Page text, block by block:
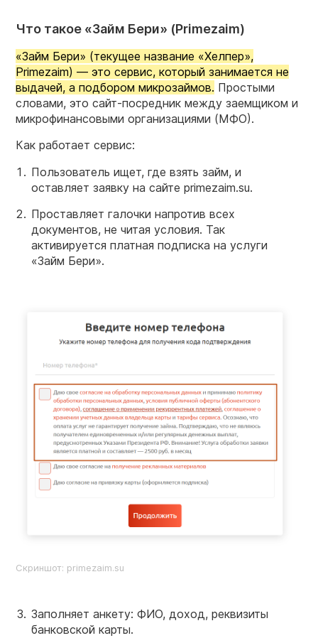
Что такое «Займ Бери» (Primezaim)
«Займ Бери» (текущее название «Хелпер»,
Primezaim) — это сервис, который занимается не
выдачей, а подбором микрозаймов. Простыми
словами, это сайт-посредник между заемщиком и
микрофинансовыми организациями (МФО).
Как работает сервис:
Пользователь ищет, где взять займ, и
оставляет заявку на сайте primezaim.su.
Проставляет галочки напротив всех
документов, не читая условия. Так
активируется платная подписка на услуги
«Займ Бери».
Скриншот: primezaim.su
Заполняет анкету: ФИО, доход, реквизиты
банковской карты.